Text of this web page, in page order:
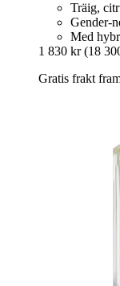
Träig,
Gender-
Med
1 830 kr (18
Gratis frakt